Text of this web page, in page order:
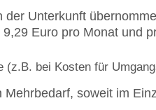
Unterkunft
Euro pro Monat und
bei Kosten für
soweit im